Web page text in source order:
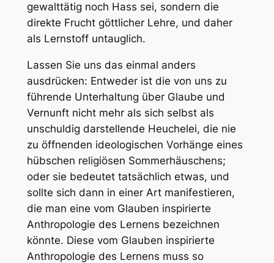
gewalttätig noch Hass sei, sondern die
direkte Frucht göttlicher Lehre, und daher
als Lernstoff untauglich.
Lassen Sie uns das einmal anders
ausdrücken: Entweder ist die von uns zu
führende Unterhaltung über Glaube und
Vernunft nicht mehr als sich selbst als
unschuldig darstellende Heuchelei, die nie
zu öffnenden ideologischen Vorhänge eines
hübschen religiösen Sommerhäuschens;
oder sie bedeutet tatsächlich etwas, und
sollte sich dann in einer Art manifestieren,
die man eine vom Glauben inspirierte
Anthropologie des Lernens bezeichnen
könnte. Diese vom Glauben inspirierte
Anthropologie des Lernens muss so